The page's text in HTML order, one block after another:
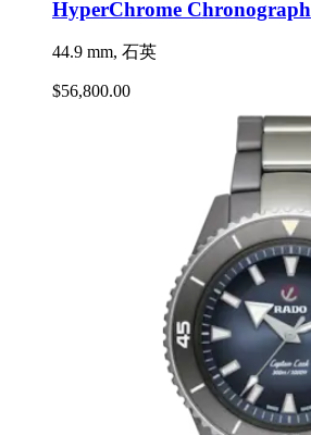
HyperChrome Chronograph
44.9 mm, 石英
$56,800.00